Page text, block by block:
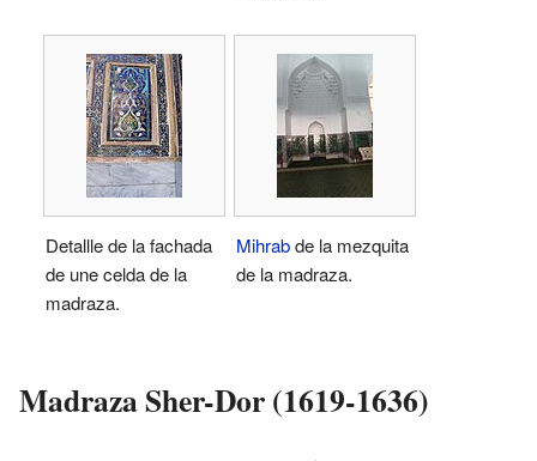
Detallle de la fachada
de une celda de la
madraza.
Mihrabde la mezquita
de la madraza.
Madraza Sher-Dor (1619-1636)